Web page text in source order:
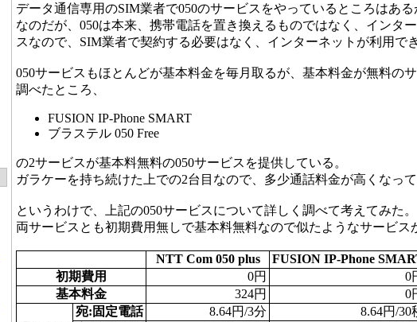
データ通信専用のSIM業者で050のサービスをやっているところはあ
なのだが、050は本来、携帯電話を置き換えるものではなく、インタ
スなので、SIM業者で契約する必要はなく、インターネットが利用で
050サービスもほとんどが基本料金を毎月取るが、基本料金が無料のサ
調べたところ、
FUSION IP-Phone SMART
ブラステル 050 Free
の2サービスが基本料無料の050サービスを提供している。
ガラケーを持ち続けた上での2台目なので、多少通話料金が高くなっ
というわけで、上記の050サービスについて詳しく調べて考えてみた。
両サービスとも初期費用無しで基本料無料なので似たようなサービス
NTT Com 050 plus FUSION IP-Phone
初期費用
0円 0
基本料金
324円 0
宛:固定電話 8.64円/3分 8.64円/30